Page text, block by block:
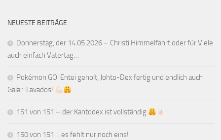
NEUESTE BEITRÄGE
Donnerstag, der 14.05.2026 – Christi Himmelfahrt oder für Viele
auch einfach Vatertag…
Pokémon GO: Entei geholt, Johto-Dex fertig und endlich auch
Galar-Lavados!
151 von 151 – der Kantodex ist vollständig
150 von 151… es fehlt nur noch eins!